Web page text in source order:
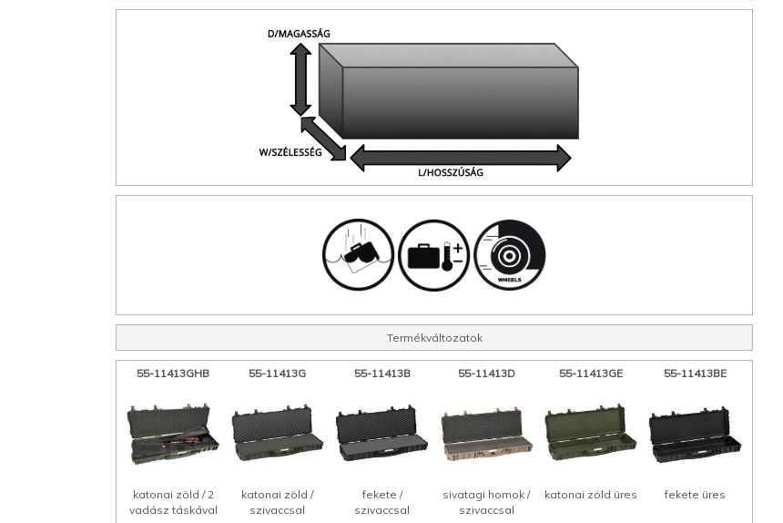
Termékváltozatok
55-11413GHB
katonai zöld / 2
vadász táskával
55-11413G
katonai zöld /
szivaccsal
55-11413B
fekete /
szivaccsal
55-11413D
sivatagi homok /
szivaccsal
55-11413GE
katonai zöld üres
55-11413BE
fekete üres